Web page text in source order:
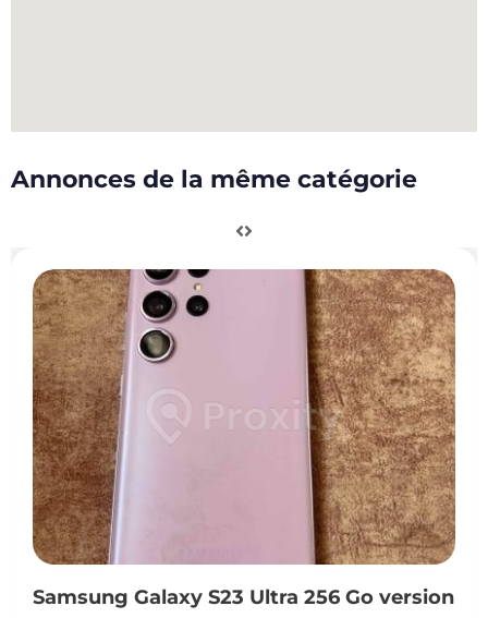
Annonces de la même catégorie
Samsung Galaxy S23 Ultra 256 Go version